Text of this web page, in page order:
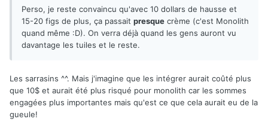
Perso, je reste convaincu qu'avec 10 dollars de hausse et
15-20 figs de plus, ça passait presque crème (c'est Monolith
quand même :D). On verra déjà quand les gens auront vu
davantage les tuiles et le reste.
Les sarrasins ^^. Mais j'imagine que les intégrer aurait coûté plus
que 10$ et aurait été plus risqué pour monolith car les sommes
engagées plus importantes mais qu'est ce que cela aurait eu de la
gueule!